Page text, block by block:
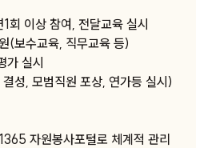
회 이상 참여, 전달교육 실시
(보수교육, 직무교육 등)
가 실시
성, 모범직원 포상, 연가등 실시)
자원봉사포털로 체계적 관리